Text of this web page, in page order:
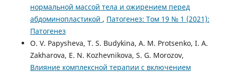
нормальной массой тела и ожирением перед
абдоминопластикой , Патогенез: Том 19 № 1 (2021):
Патогенез
O. V. Papysheva, T. S. Budykina, A. M. Protsenko, I. A.
Zakharova, E. N. Kozhevnikova, S. G. Morozov,
Влияние комплексной терапии с включением